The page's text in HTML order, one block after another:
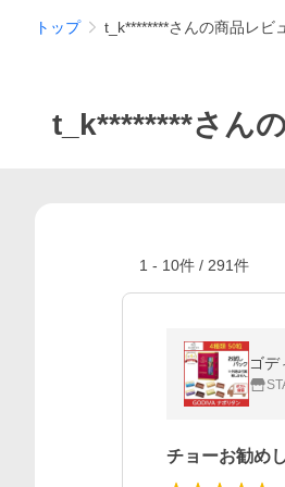
トップ t_k********さんの商品レビ
t_k********さん
1 - 10件 / 291件
チョーお勧め